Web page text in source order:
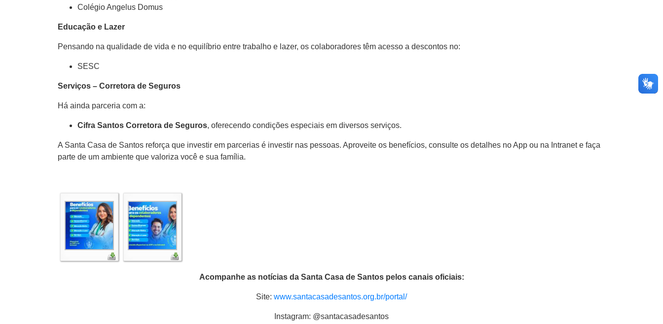
Colégio Angelus Domus
Educação e Lazer
Pensando na qualidade de vida e no equilíbrio entre trabalho e lazer, os colaboradores têm acesso a descontos no:
SESC
Serviços – Corretora de Seguros
Há ainda parceria com a:
Cifra Santos Corretora de Seguros, oferecendo condições especiais em diversos serviços.
A Santa Casa de Santos reforça que investir em parcerias é investir nas pessoas. Aproveite os benefícios, consulte os detalhes no App ou na Intranet e faça
parte de um ambiente que valoriza você e sua família.
Acompanhe as notícias da Santa Casa de Santos pelos canais oficiais:
Site: www.santacasadesantos.org.br/portal/
Instagram: @santacasadesantos